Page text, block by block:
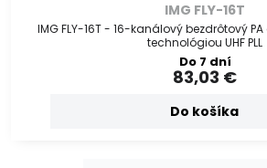
IMG FLY-16T
IMG FLY-16T - 16-kanálový bezdrôtový
technológiou UHF PLL
Do 7 dní
83,03 €
Do košíka